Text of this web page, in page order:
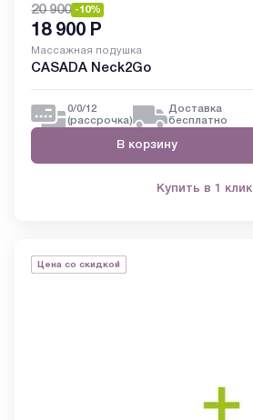
20 900 -10%
18 900 Р
Массажная подушка
CASADA Neck2Go
0/0/12
(рассрочка)
Доставка
бесплатно
В корзину
Купить в 1 клик
Цена со скидкой